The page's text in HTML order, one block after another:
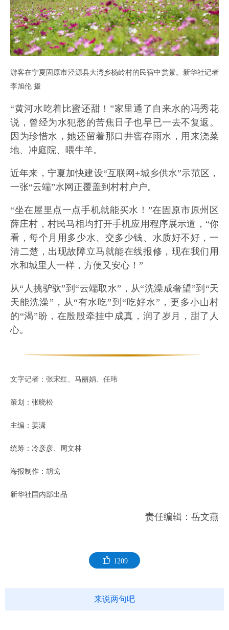
游客在宁夏固原市泾源县大湾乡杨岭村的民宿中赏景。新华社记者
李旭伦 摄
“黄河水吃着比蜜还甜！”家里通了自来水的冯秀花
说，曾经为水犯愁的苦焦日子也早已一去不复返。
因为珍惜水，她还留着那口井窖存雨水，用来浇菜
地、冲庭院、喂牛羊。
近年来，宁夏加快建设“互联网+城乡供水”示范区，
一张“云端”水网正覆盖到村村户户。
“坐在屋里点一点手机就能买水！”在固原市原州区
薛庄村，村民马相均打开手机应用程序展示道，“你
看，每个月用多少水、交多少钱、水质好不好，一
清二楚，出现故障立马就能在线报修，现在我们用
水和城里人一样，方便又安心！”
从“人挑驴驮”到“云端取水”，从“洗澡成奢望”到“天
天能洗澡”，从“有水吃”到“吃好水”，更多小山村
的“渴”盼，在殷殷牵挂中成真，润了岁月，甜了人
心。
文字记者：张宋红、马丽娟、任玮
策划：张晓松
主编：姜潇
统筹：冷彦彦、周文林
海报制作：胡戈
新华社国内部出品
责任编辑：岳文燕
1209
来说两句吧